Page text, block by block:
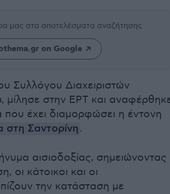
μας στα αποτελέσματα αναζήτησης
on Google
Συλλόγου Διαχειριστών
μίλησε στην ΕΡΤ και
που έχει διαμορφώσει η έντονη
στη Σαντορίνη.
αισιοδοξίας, σημειώνοντας
οι κάτοικοι και οι
την κατάσταση με